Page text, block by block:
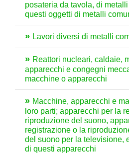
posateria da tavola, di
questi oggetti di metalli
Lavori diversi di metalli
Reattori nucleari, caldaie,
apparecchi e congegni
macchine o apparecchi
Macchine, apparecchi e
loro parti; apparecchi per la
riproduzione del suono,
registrazione o la
del suono per la televisione,
di questi apparecchi